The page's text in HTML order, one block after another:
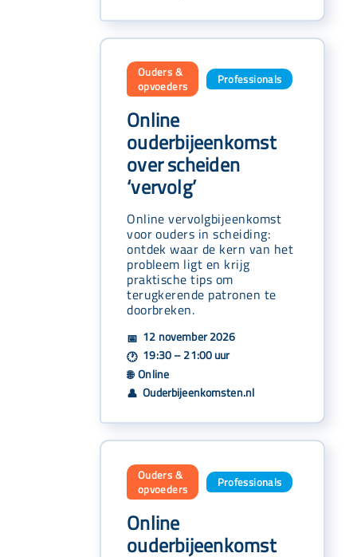
Ouders &
opvoeders
Professionals
Online
ouderbijeenkomst
over scheiden
‘vervolg’
Online vervolgbijeenkomst
voor ouders in scheiding:
ontdek waar de kern van het
probleem ligt en krijg
praktische tips om
terugkerende patronen te
doorbreken.
📅 12 november 2026
🕐 19:30 – 21:00 uur
🌐 Online
👤 Ouderbijeenkomsten.nl
Ouders &
opvoeders
Professionals
Online
ouderbijeenkomst